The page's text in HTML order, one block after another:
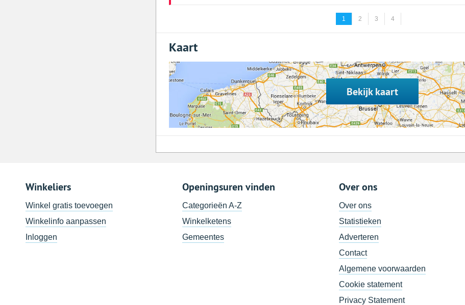
1 2 3 4
Kaart
Bekijk kaart
Winkeliers
Winkel gratis toevoegen
Winkelinfo aanpassen
Inloggen
Openingsuren vinden
Categorieën A-Z
Winkelketens
Gemeentes
Over ons
Over ons
Statistieken
Adverteren
Contact
Algemene voorwaarden
Cookie statement
Privacy Statement